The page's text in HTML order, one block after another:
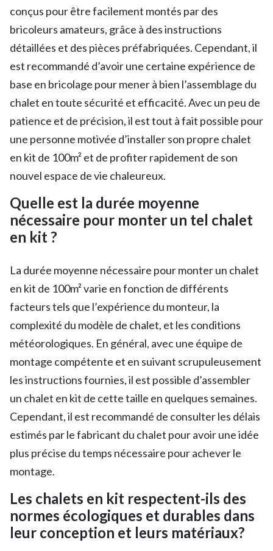
conçus pour être facilement montés par des
bricoleurs amateurs, grâce à des instructions
détaillées et des pièces préfabriquées. Cependant, il
est recommandé d’avoir une certaine expérience de
base en bricolage pour mener à bien l’assemblage du
chalet en toute sécurité et efficacité. Avec un peu de
patience et de précision, il est tout à fait possible pour
une personne motivée d’installer son propre chalet
en kit de 100m² et de profiter rapidement de son
nouvel espace de vie chaleureux.
Quelle est la durée moyenne
nécessaire pour monter un tel chalet
en kit ?
La durée moyenne nécessaire pour monter un chalet
en kit de 100m² varie en fonction de différents
facteurs tels que l’expérience du monteur, la
complexité du modèle de chalet, et les conditions
météorologiques. En général, avec une équipe de
montage compétente et en suivant scrupuleusement
les instructions fournies, il est possible d’assembler
un chalet en kit de cette taille en quelques semaines.
Cependant, il est recommandé de consulter les délais
estimés par le fabricant du chalet pour avoir une idée
plus précise du temps nécessaire pour achever le
montage.
Les chalets en kit respectent-ils des
normes écologiques et durables dans
leur conception et leurs matériaux?